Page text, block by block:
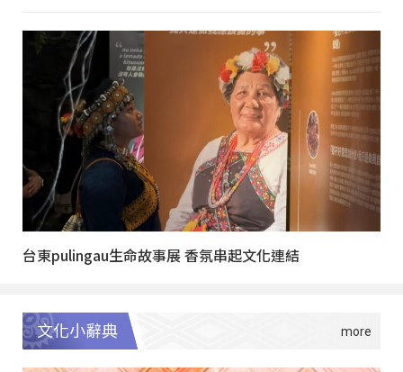
台東pulingau生命故事展 香氛串起文化連結
文化小辭典